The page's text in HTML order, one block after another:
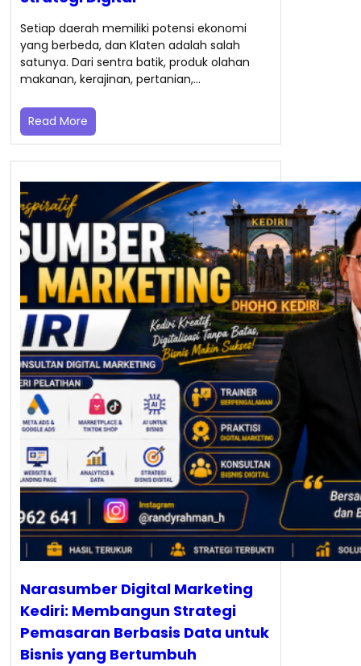
Setiap daerah memiliki potensi ekonomi
yang berbeda, dan Klaten adalah salah
satunya. Dari sentra batik, produk olahan
makanan, kerajinan, pertanian,…
Read More
Narasumber Digital Marketing
Kediri: Membangun Strategi
Pemasaran Berbasis Data untuk
Bisnis yang Bertumbuh